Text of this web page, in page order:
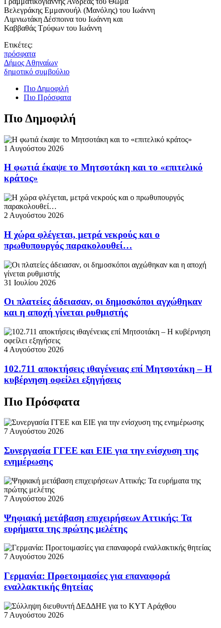
Βελεγράκης Εμμανουήλ (Μανόλης) του Ιωάννη
Λιμνιωτάκη Δέσποινα του Ιωάννη και
Καββαθάς Τρύφων του Ιωάννη
Ετικέτες:
πρόσφατα
Δήμος Αθηναίων
δημοτικό συμβούλιο
Πιο Δημοφιλή
Πιο Πρόσφατα
Πιο Δημοφιλή
1 Αυγούστου 2026
Η φωτιά έκαψε το Μητσοτάκη και το «επιτελικό
κράτος»
2 Αυγούστου 2026
Η χώρα φλέγεται, μετρά νεκρούς και ο
πρωθυπουργός παρακολουθεί…
31 Ιουλίου 2026
Οι πλατείες άδειασαν, οι δημοσκόποι αγχώθηκαν
και η αποχή γίνεται ρυθμιστής
4 Αυγούστου 2026
102.711 αποκτήσεις ιθαγένειας επί Μητσοτάκη – Η
κυβέρνηση οφείλει εξηγήσεις
Πιο Πρόσφατα
7 Αυγούστου 2026
Συνεργασία ΓΓΕΕ και ΕΙΕ για την ενίσχυση της
ενημέρωσης
7 Αυγούστου 2026
Ψηφιακή μετάβαση επιχειρήσεων Αττικής: Τα
ευρήματα της πρώτης μελέτης
7 Αυγούστου 2026
Γερμανία: Προετοιμασίες για επαναφορά
εναλλακτικής θητείας
7 Αυγούστου 2026